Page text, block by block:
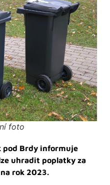
foto
pod Brdy informuje
uhradit poplatky za
rok 2023.